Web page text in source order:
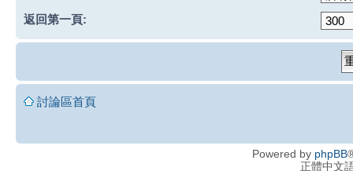
返回第一頁:
討論區首頁
Powered by phpBB
正體中文